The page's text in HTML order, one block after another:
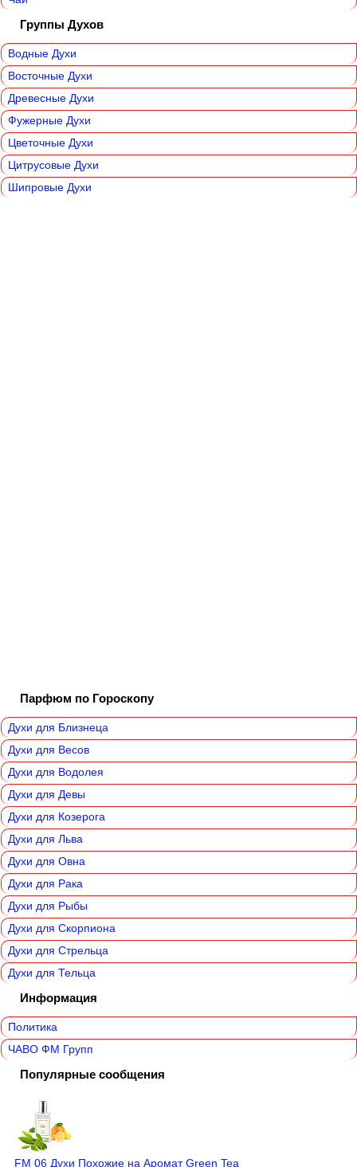
Группы Духов
Водные Духи
Восточные Духи
Древесные Духи
Фужерные Духи
Цветочные Духи
Цитрусовые Духи
Шипровые Духи
Парфюм по Гороскопу
Духи для Близнеца
Духи для Весов
Духи для Водолея
Духи для Девы
Духи для Козерога
Духи для Льва
Духи для Овна
Духи для Рака
Духи для Рыбы
Духи для Скорпиона
Духи для Стрельца
Духи для Тельца
Информация
Политика
ЧАВО ФМ Групп
Популярные сообщения
FM 06 Духи Похожие на Аромат Green Tea